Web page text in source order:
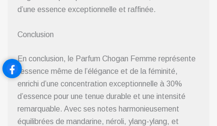
d’une essence exceptionnelle et raffinée.
Conclusion
En conclusion, le Parfum Chogan Femme représente
l’essence même de l’élégance et de la féminité,
enrichi d’une concentration exceptionnelle à 30%
d’essence pour une tenue durable et une intensité
remarquable. Avec ses notes harmonieusement
équilibrées de mandarine, néroli, ylang-ylang, et